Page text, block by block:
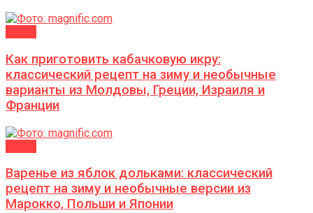
Как приготовить кабачковую икру:
классический рецепт на зиму и необычные
варианты из Молдовы, Греции, Израиля и
Франции
Варенье из яблок дольками: классический
рецепт на зиму и необычные версии из
Марокко, Польши и Японии